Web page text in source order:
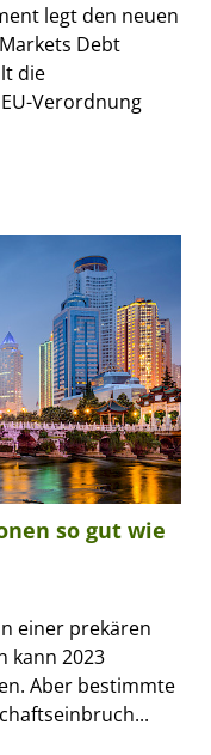
legt den neuen
Debt
die
Verordnung
so gut wie
einer prekären
kann 2023
Aber bestimmte